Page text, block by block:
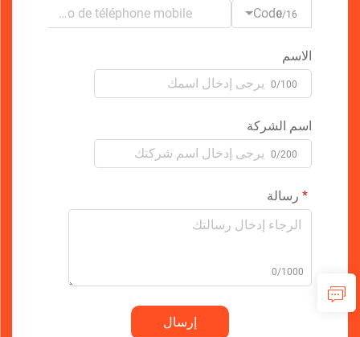
Code0/16
الاسم
0/100
اسم الشركة
0/200
رسالة
0/1000
إرسال